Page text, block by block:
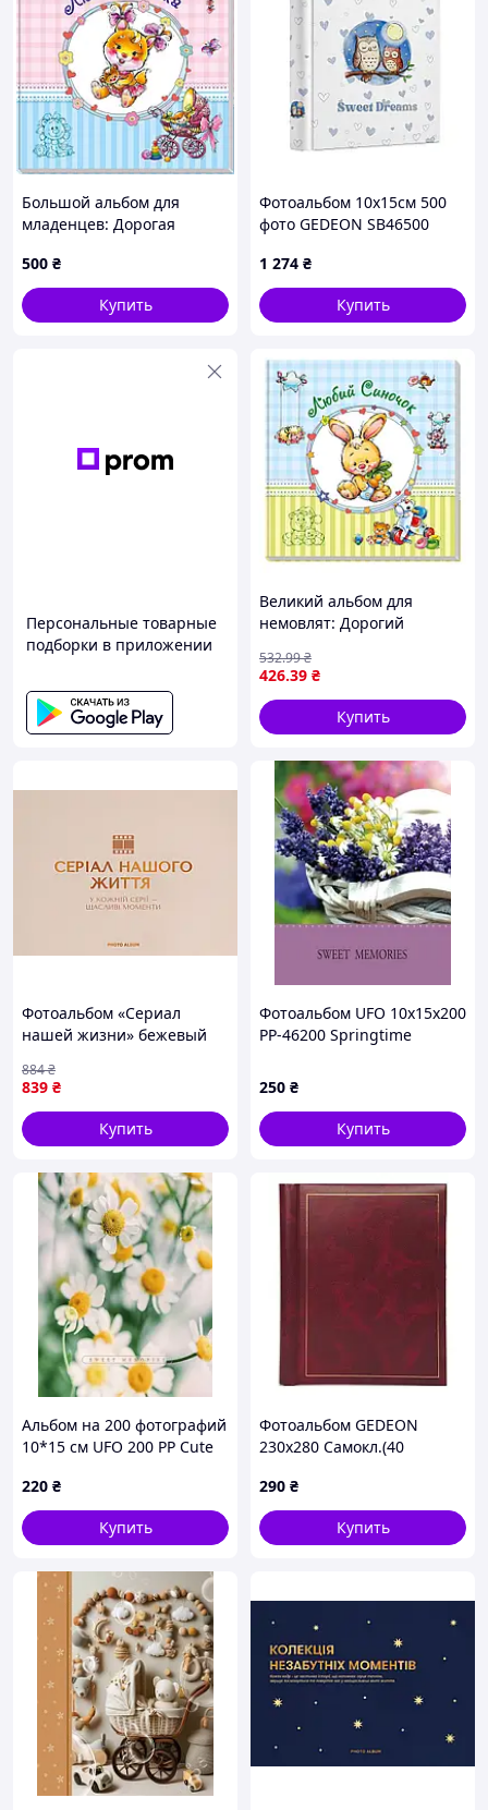
Большой альбом для
младенцев: Дорогая
языке
500 ₴
Купить
Фотоальбом 10x15см 500
фото GEDEON SB46500
1 274 ₴
Купить
Персональные товарные
подборки в приложении
Великий альбом для
немовлят: Дорогий
426.39 ₴
532.99₴
Купить
Фотоальбом «Сериал
нашей жизни» бежевый
839 ₴
884₴
Купить
Фотоальбом UFO 10x15x200
PP-46200 Springtime
250 ₴
Купить
Альбом на 200 фотографий
10*15 см UFO 200 PP Сute
220 ₴
Купить
Фотоальбом GEDEON
230x280 Самокл.(40
BURGUNDY !Товар з
пошкодженням!
290 ₴
Купить